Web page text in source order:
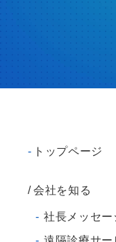
トップページ
会社を知る
社長メッセー